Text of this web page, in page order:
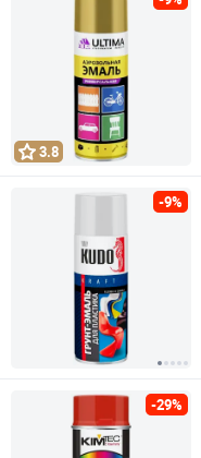
3.8
-9%
-29%